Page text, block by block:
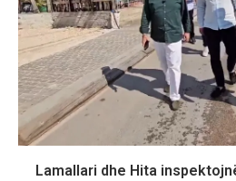
Lamallari dhe Hita